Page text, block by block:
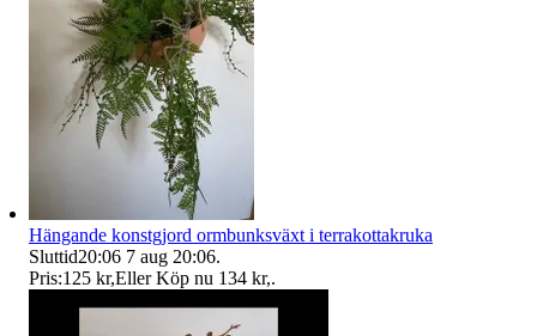
Hängande konstgjord ormbunksväxt i terrakottakruka
Sluttid20:06 7 aug 20:06.
Pris:125 kr,Eller Köp nu 134 kr,.